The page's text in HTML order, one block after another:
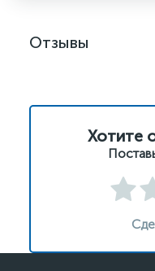
Отзывы
Хотите